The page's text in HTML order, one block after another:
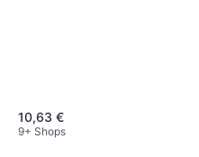
10,63 €
9+ Shops